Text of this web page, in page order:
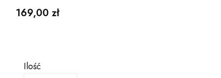
Cena
169,00 zł
Ilość